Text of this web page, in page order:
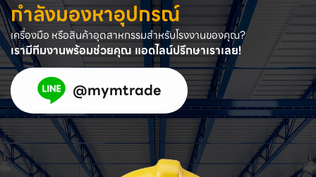
กำลังมองหาอุปกรณ์
เครื่องมือ หรือสินค้าอุตสาหกรรมสำหรับโรงงานของคุณ?
เรามีทีมงานพร้อมช่วยคุณ แอดไลน์ปรึกษาเราเลย!
@mymtrade